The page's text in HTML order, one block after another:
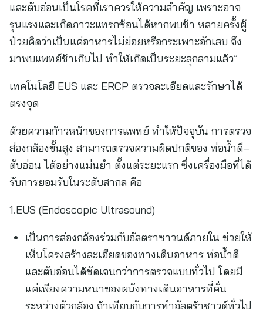
และตับอ่อนเป็นโรคที่เราควรให้ความสำคัญ เพราะอาจ
รุนแรงและเกิดภาวะแทรกซ้อนได้หากพบช้า หลายครั้งผู้
ป่วยคิดว่าเป็นแค่อาหารไม่ย่อยหรือกระเพาะอักเสบ จึง
มาพบแพทย์ช้าเกินไป ทำให้เกิดเป็นระยะลุกลามแล้ว”
เทคโนโลยี EUS และ ERCP ตรวจละเอียดและรักษาได้
ตรงจุด
ด้วยความก้าวหน้าของการแพทย์ ทำให้ปัจจุบัน การตรวจ
ส่องกล้องขั้นสูง สามารถตรวจความผิดปกติของ ท่อน้ำดี–
ตับอ่อน ได้อย่างแม่นยำ ตั้งแต่ระยะแรก ซึ่งเครื่องมือที่ได้
รับการยอมรับในระดับสากล คือ
1.EUS (Endoscopic Ultrasound)
เป็นการส่องกล้องร่วมกับอัลตราซาวนด์ภายใน ช่วยให้
เห็นโครงสร้างละเอียดของทางเดินอาหาร ท่อน้ำดี
และตับอ่อนได้ชัดเจนกว่าการตรวจแบบทั่วไป โดยมี
แค่เพียงความหนาของผนังทางเดินอาหารที่คั่น
ระหว่างตัวกล้อง ถ้าเทียบกับการทำอัลตร้าซาวด์ทั่วไป